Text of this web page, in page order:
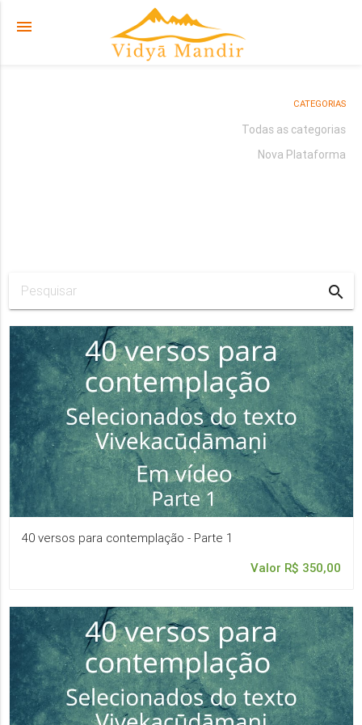
menu
CATEGORIAS
Todas as categorias
Nova Plataforma
search
40 versos para contemplação - Parte 1
Valor R$ 350,00